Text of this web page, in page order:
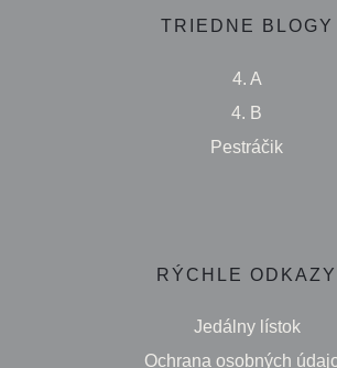
TRIEDNE BLOGY
4. A
4. B
Pestráčik
RÝCHLE ODKAZY
Jedálny lístok
Ochrana osobných